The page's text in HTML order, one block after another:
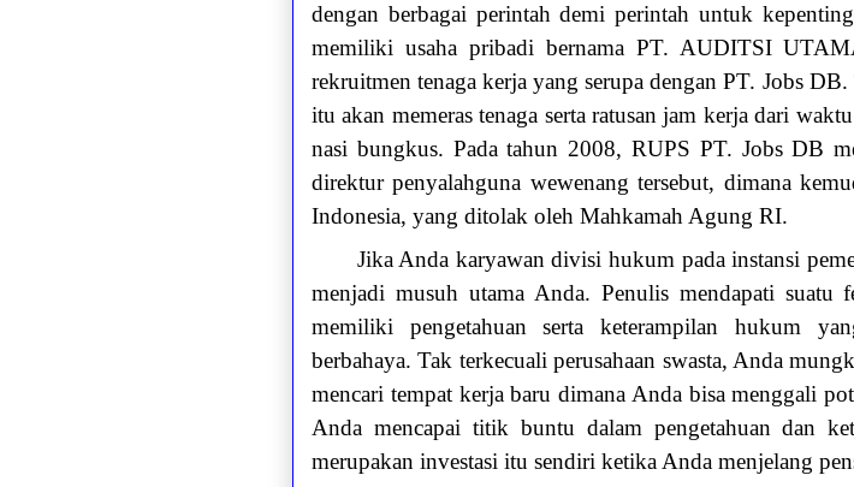
dengan berbagai perintah demi perintah untuk
memiliki usaha pribadi bernama PT. AUDITSI
rekruitmen tenaga kerja yang serupa dengan PT. Jobs
itu akan memeras tenaga serta ratusan jam kerja dari
nasi bungkus. Pada tahun 2008, RUPS PT. Jobs DB
direktur penyalahguna wewenang tersebut, dimana
Indonesia, yang ditolak oleh Mahkamah Agung RI.
Jika Anda karyawan divisi hukum pada instansi
menjadi musuh utama Anda. Penulis mendapati suatu
memiliki pengetahuan serta keterampilan hukum
berbahaya. Tak terkecuali perusahaan swasta, Anda
mencari tempat kerja baru dimana Anda bisa menggali
Anda mencapai titik buntu dalam pengetahuan dan
merupakan investasi itu sendiri ketika Anda menjelang